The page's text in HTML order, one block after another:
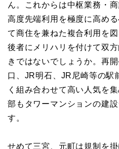
ん。これからは中枢業務・
高度先端利用を極度に高め
て商住を兼ねた複合利用を
後者にメリハリを付けて双
きではないでしょうか。再
口、JR明石、JR尼崎等の駅
く組み合わせて高い人気を
部もタワーマンションの建
す。
せめて三宮、元町は規制を